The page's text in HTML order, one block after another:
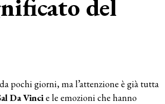
del
pochi giorni, ma l’attenzione è già tutta
Da Vinci e le emozioni che hanno